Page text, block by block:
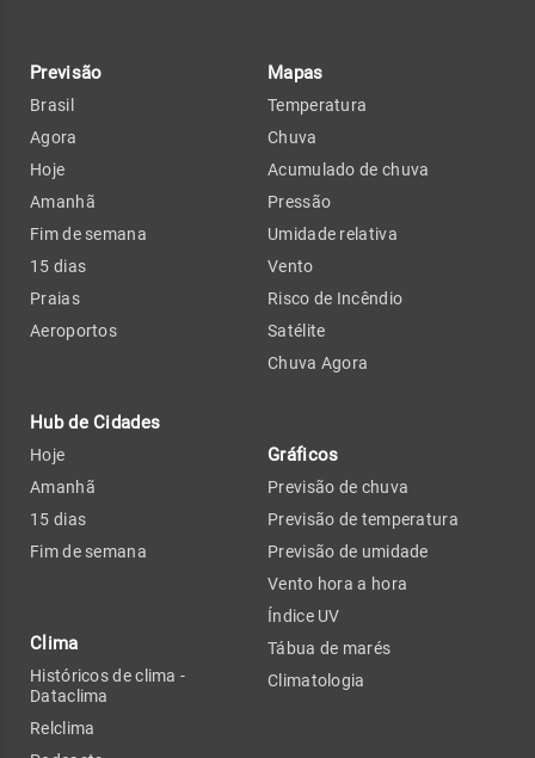
Previsão
Brasil
Agora
Hoje
Amanhã
Fim de semana
15 dias
Praias
Aeroportos
Hub de Cidades
Hoje
Amanhã
15 dias
Fim de semana
Clima
Históricos de clima -
Dataclima
Relclima
Mapas
Temperatura
Chuva
Acumulado de chuva
Pressão
Umidade relativa
Vento
Risco de Incêndio
Satélite
Chuva Agora
Gráficos
Previsão de chuva
Previsão de temperatura
Previsão de umidade
Vento hora a hora
Índice UV
Tábua de marés
Climatologia